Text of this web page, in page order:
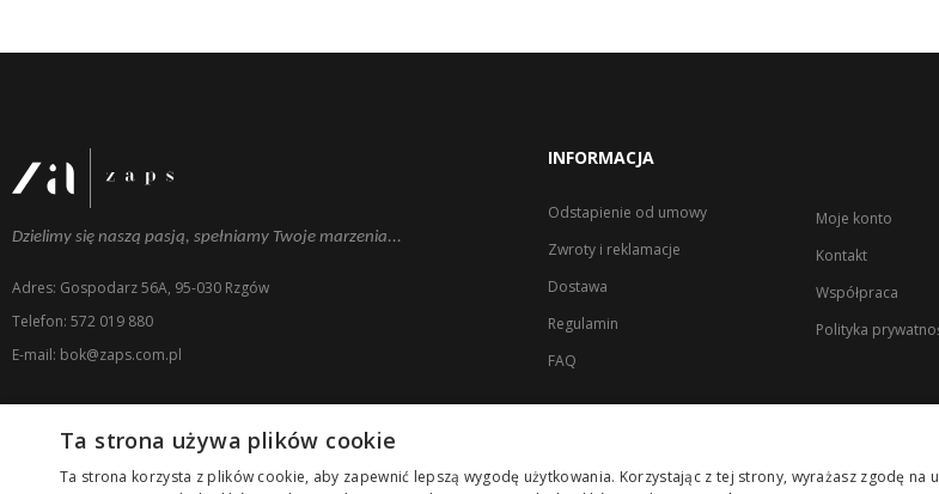
Dzielimy się naszą pasją, spełniamy Twoje marzenia...
Adres: Gospodarz 56A, 95-030 Rzgów
Telefon: 572 019 880
E-mail: bok@zaps.com.pl
INFORMACJA
Odstapienie od umowy
Zwroty i reklamacje
Dostawa
Regulamin
FAQ
Moje konto
Kontakt
Współpraca
Polityka
Ta strona używa plików cookie
Ta strona korzysta z plików cookie, aby zapewnić lepszą wygodę użytkowania. Korzystając z tej strony, wyrażasz zgodę na